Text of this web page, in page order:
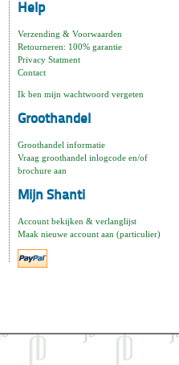
Help
Verzending & Voorwaarden
Retourneren: 100% garantie
Privacy Statment
Contact
Ik ben mijn wachtwoord vergeten
Groothandel
Groothandel informatie
Vraag groothandel inlogcode en/of
brochure aan
Mijn Shanti
Account bekijken & verlanglijst
Maak nieuwe account aan (particulier)